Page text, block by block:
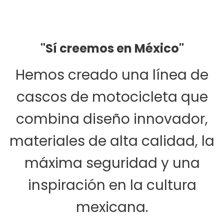
"Sí creemos en México"
Hemos creado una línea de
cascos de motocicleta que
combina diseño innovador,
materiales de alta calidad, la
máxima seguridad y una
inspiración en la cultura
mexicana.